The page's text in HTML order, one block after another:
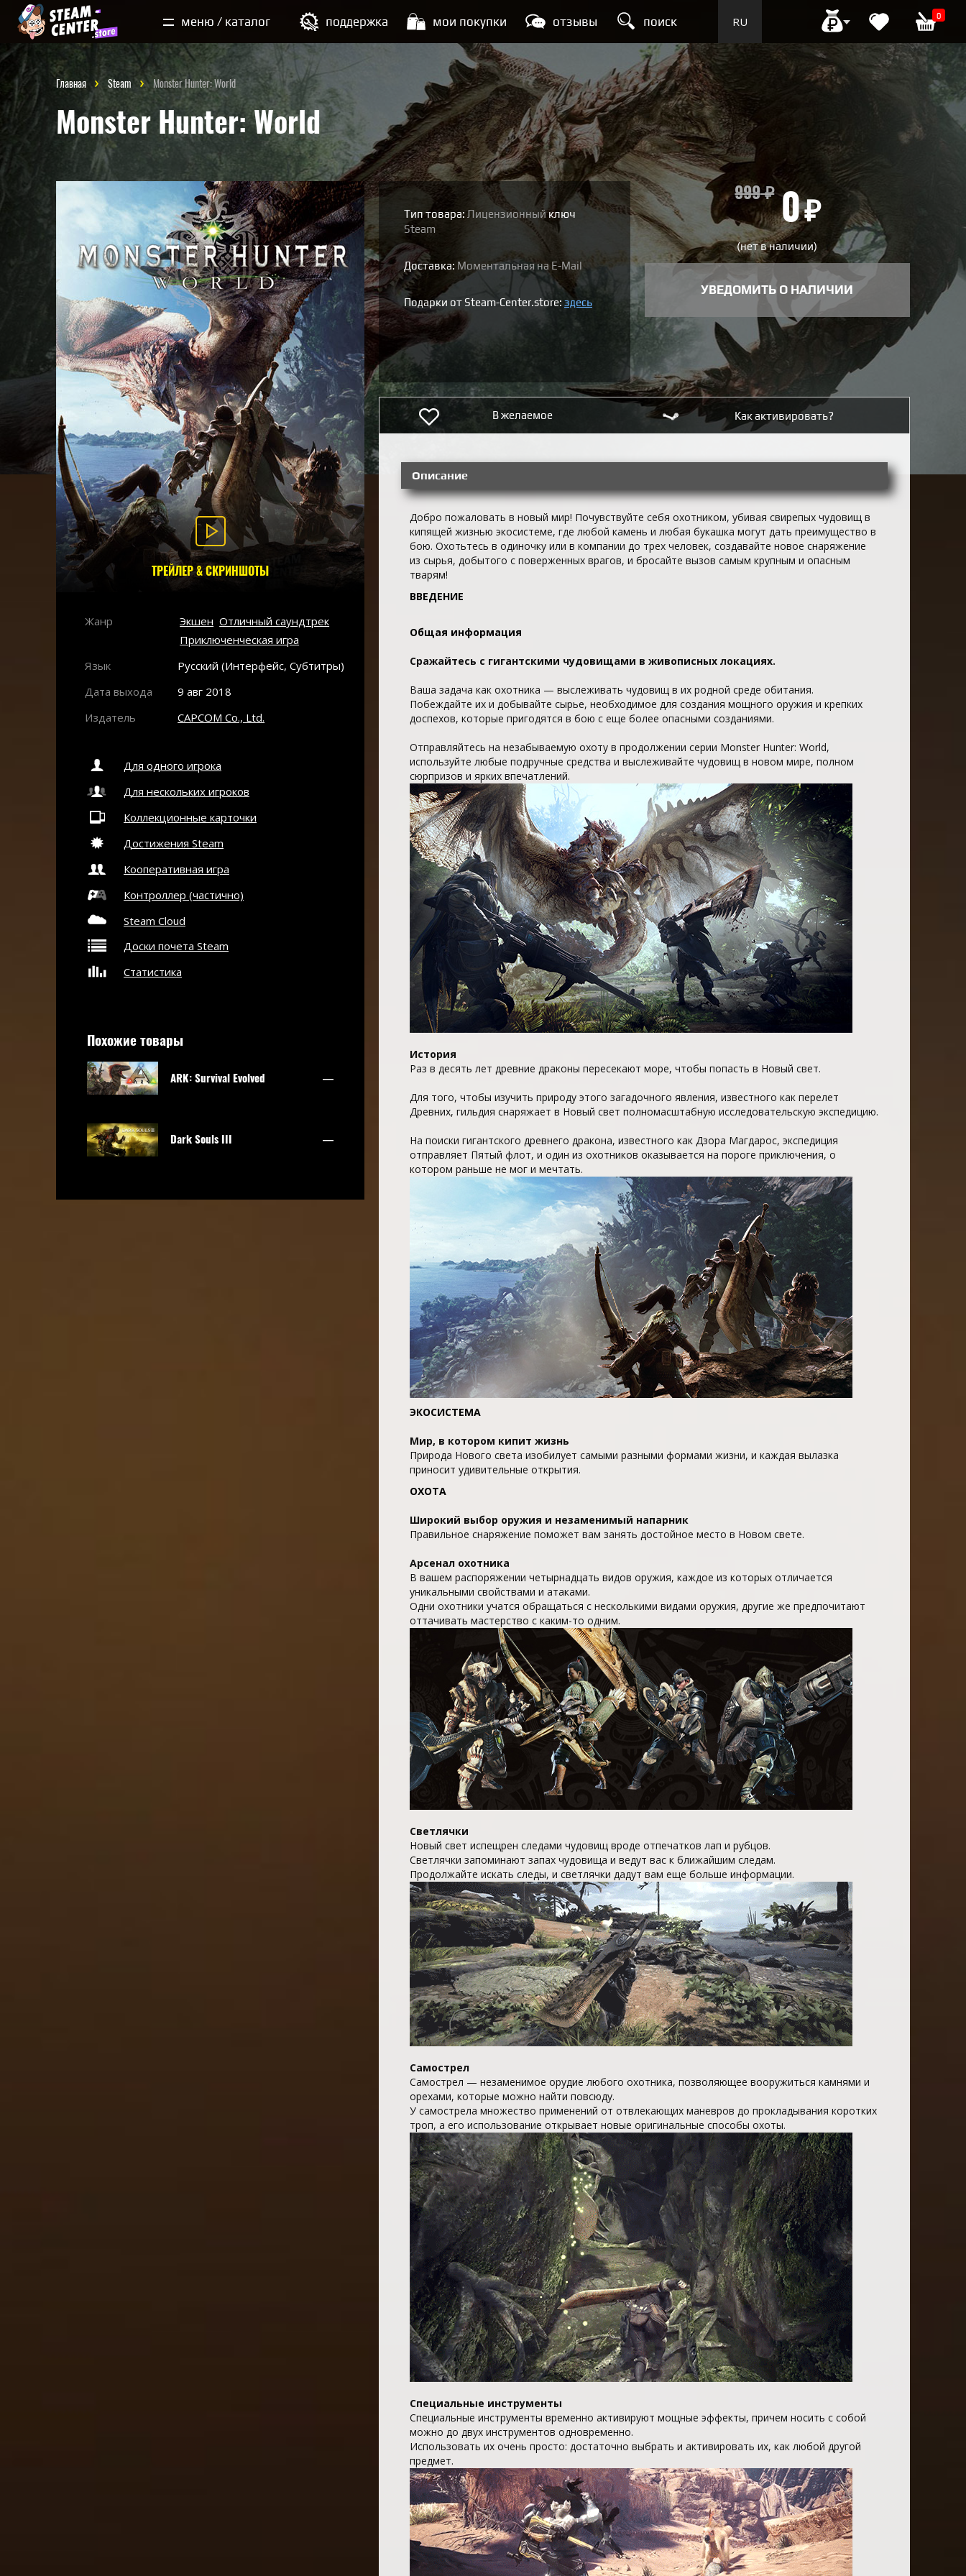
меню / каталог поддержка мои покупки отзывы поиск RU 0
Мои покупки
Главная Steam Monster Hunter: World
Monster Hunter: World
ТРЕЙЛЕР & СКРИНШОТЫ
Жанр Экшен Отличный саундтрек
Приключенческая игра
Язык
Русский (Интерфейс, Субтитры)
Дата выхода
9 авг 2018
Издатель
CAPCOM Co., Ltd.
Для одного игрока
Для нескольких игроков
Коллекционные карточки
Достижения Steam
Кооперативная игра
Контроллер (частично)
Steam Cloud
Доски почета Steam
Статистика
Похожие товары
ARK: Survival Evolved —
Dark Souls III —
Тип товара: Лицензионныйключ
Steam
Доставка: Моментальная на E-Mail
Подарки от Steam-Center.store: здесь
999₽ 0₽
(нет в наличии)
УВЕДОМИТЬ О НАЛИЧИИ
В желаемое Как активировать?
Описание
Добро пожаловать в новый мир! Почувствуйте себя охотником, убивая свирепых чудовищ в
кипящей жизнью экосистеме, где любой камень и любая букашка могут дать преимущество в
бою. Охотьтесь в одиночку или в компании до трех человек, создавайте новое снаряжение
из сырья, добытого с поверженных врагов, и бросайте вызов самым крупным и опасным
тварям!
ВВЕДЕНИЕ
Общая информация
Сражайтесь с гигантскими чудовищами в живописных локациях.
Ваша задача как охотника — выслеживать чудовищ в их родной среде обитания.
Побеждайте их и добывайте сырье, необходимое для создания мощного оружия и крепких
доспехов, которые пригодятся в бою с еще более опасными созданиями.
Отправляйтесь на незабываемую охоту в продолжении серии Monster Hunter: World,
используйте любые подручные средства и выслеживайте чудовищ в новом мире, полном
сюрпризов и ярких впечатлений.
История
Раз в десять лет древние драконы пересекают море, чтобы попасть в Новый свет.
Для того, чтобы изучить природу этого загадочного явления, известного как перелет
Древних, гильдия снаряжает в Новый свет полномасштабную исследовательскую экспедицию.
На поиски гигантского древнего дракона, известного как Дзора Магдарос, экспедиция
отправляет Пятый флот, и один из охотников оказывается на пороге приключения, о
котором раньше не мог и мечтать.
ЭКОСИСТЕМА
Мир, в котором кипит жизнь
Природа Нового света изобилует самыми разными формами жизни, и каждая вылазка
приносит удивительные открытия.
ОХОТА
Широкий выбор оружия и незаменимый напарник
Правильное снаряжение поможет вам занять достойное место в Новом свете.
Арсенал охотника
В вашем распоряжении четырнадцать видов оружия, каждое из которых отличается
уникальными свойствами и атаками.
Одни охотники учатся обращаться с несколькими видами оружия, другие же предпочитают
оттачивать мастерство с каким-то одним.
Светлячки
Новый свет испещрен следами чудовищ вроде отпечатков лап и рубцов.
Светлячки запоминают запах чудовища и ведут вас к ближайшим следам.
Продолжайте искать следы, и светлячки дадут вам еще больше информации.
Самострел
Самострел — незаменимое орудие любого охотника, позволяющее вооружиться камнями и
орехами, которые можно найти повсюду.
У самострела множество применений от отвлекающих маневров до прокладывания коротких
троп, а его использование открывает новые оригинальные способы охоты.
Специальные инструменты
Специальные инструменты временно активируют мощные эффекты, причем носить с собой
можно до двух инструментов одновременно.
Использовать их очень просто: достаточно выбрать и активировать их, как любой другой
предмет.